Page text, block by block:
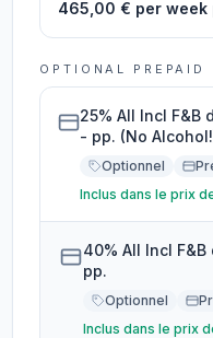
465,00 € per week
OPTIONAL PREPAID
25% All Incl F&B
- pp. (No
Optionnel
Inclus dans le prix
40% All Incl
pp.
Optionnel
Inclus dans le prix